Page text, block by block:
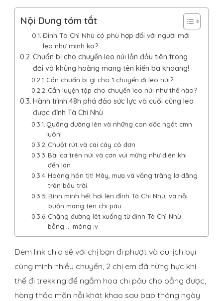
Nội Dung tóm tắt
Đỉnh Tà Chì Nhù có phù hợp đối với người mới
leo như mình ko?
Chuẩn bị cho chuyến leo núi lần đầu tiên trong
đời và khủng hoảng mang tên kiến ba khoang!
Cần chuẩn bị gì cho 1 chuyến đi leo núi?
Cần luyện tập cho chuyến leo núi như thế nào?
Hành trình 48h phá đảo sức lực và cuối cũng leo
được đỉnh Tà Chì Nhù
Quãng đường lên và những con dốc ngất cmn
luôn!
Chuột rút và cái cây cô đơn
Bài ca trên núi và cơn vui mừng như điên khi
đến lán
Hoàng hôn tịt! Mây, mưa và vầng trăng lơ đãng
trên bầu trời.
Bình minh hết hơi lên đỉnh Tà Chì Nhù, và nỗi
buồn mang tên chi pâu
Chặng đường lêt xuống từ đỉnh Tà Chì Nhù
bằng … mông :v
Đem link chia sẻ với chị bạn đi phượt và du lịch bụi
cùng mình nhiều chuyến, 2 chị em đã hừng hực khí
thế đi trekking để ngắm hoa chi pâu cho bằng được,
hòng thỏa mãn nỗi khát khao sau bao tháng ngày